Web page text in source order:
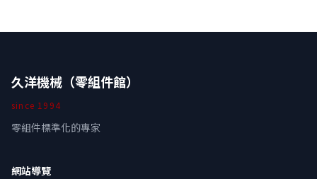
久洋機械（零組件館）
since 1994
零組件標準化的專家
網站導覽